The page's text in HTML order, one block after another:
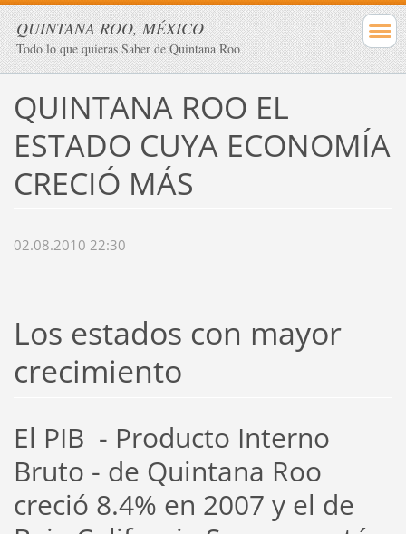
QUINTANA ROO, MÉXICO
Todo lo que quieras Saber de Quintana Roo
QUINTANA ROO EL
ESTADO CUYA ECONOMÍA
CRECIÓ MÁS
02.08.2010 22:30
Los estados con mayor
crecimiento
El PIB - Producto Interno
Bruto - de Quintana Roo
creció 8.4% en 2007 y el de